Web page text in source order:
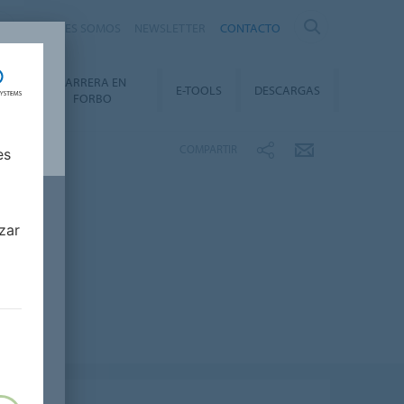
CONTACTO
CARRERA EN
FORBO
E-TOOLS DESCARGAS